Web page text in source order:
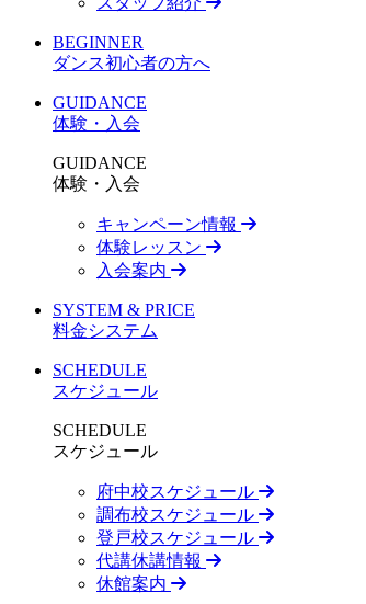
BEGINNER
ダンス初心者の方へ
GUIDANCE
体験・入会
GUIDANCE
体験・入会
キャンペーン情報
体験レッスン
入会案内
SYSTEM & PRICE
料金システム
SCHEDULE
スケジュール
SCHEDULE
スケジュール
府中校スケジュール
調布校スケジュール
登戸校スケジュール
代講休講情報
休館案内